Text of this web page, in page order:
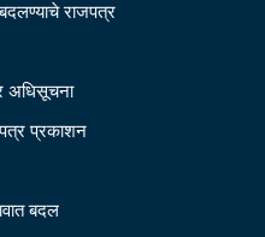
बदलण्याचे राजपत्र
अधिसूचना
प्रकाशन
बदल